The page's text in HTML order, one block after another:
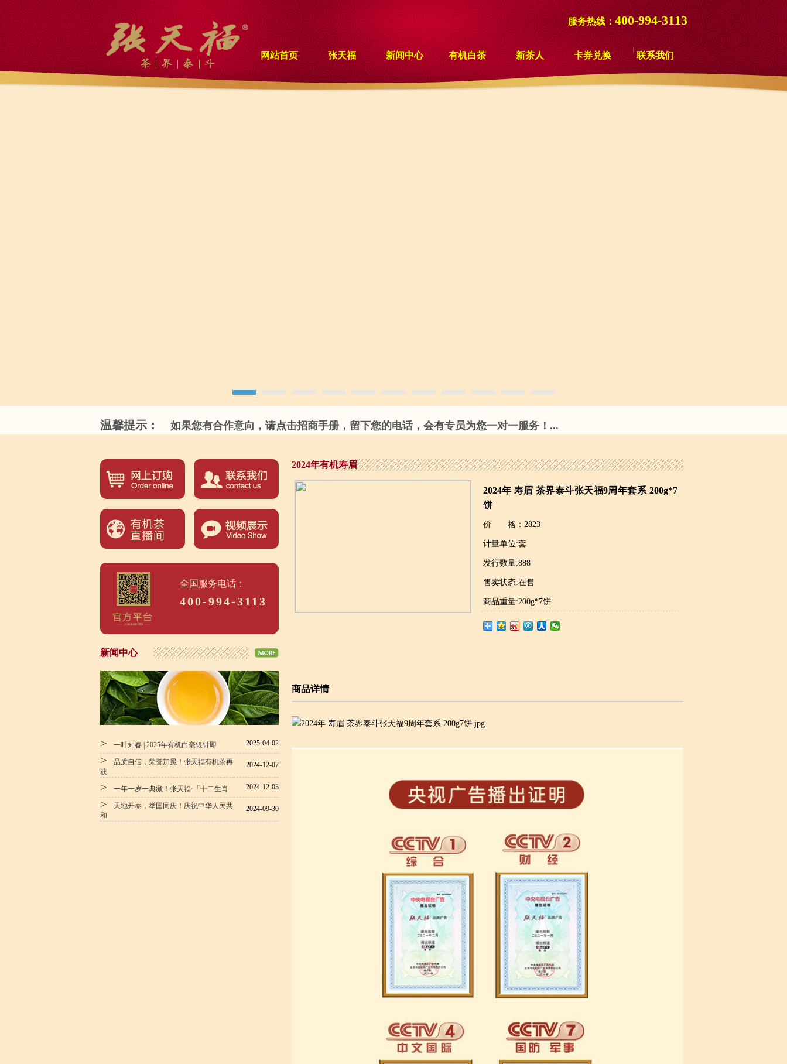
服务热线：400-994-3113
网站首页 张天福 新闻中心 有机白茶 新茶人 卡券兑换 联系我们
温馨提示： 如果您有合作意向，请点击招商手册，留下您的电话，会有专员为您一对一服务！...
全国服务电话：
400-994-3113
新闻中心
>一叶知春 | 2025年有机白毫银针即 2025-04-02
>品质自信，荣誉加冕！张天福有机茶再
获
2024-12-07
>一年一岁一典藏！张天福·「十二生肖 2024-12-03
>天地开泰，举国同庆！庆祝中华人民共
和
2024-09-30
2024年有机寿眉
2024年 寿眉 茶界泰斗张天福9周年套系 200g*7
饼
价 格： 2823
计量单位:套
发行数量:888
售卖状态:在售
商品重量:200g*7饼
商品详情